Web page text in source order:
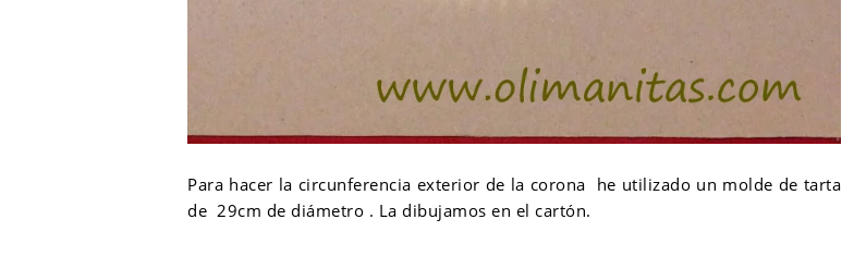
Para hacer la circunferencia exterior de la corona he utilizado un molde de tarta
de 29cm de diámetro . La dibujamos en el cartón.